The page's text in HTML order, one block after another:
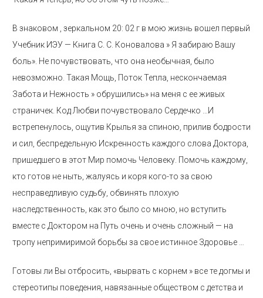
В знаковом , зеркальном 20: 02 г в мою жизнь вошел первый
Учебник ИЭУ — Книга С. С. Коновалова » Я забираю Вашу
боль». Не почувствовать, что она необычная, было
невозможно. Такая Мощь, Поток Тепла, нескончаемая
Забота и Нежность » обрушились» на меня с ее живых
страничек. Код Любви почувствовало Сердечко …И
встрепенулось, ощутив Крылья за спиною, прилив бодрости
и сил, беспредельную Искренность каждого слова Доктора,
пришедшего в этот Мир помочь Человеку. Помочь каждому,
кто готов не ныть, жалуясь и коря кого-то за свою
несправедливую судьбу, обвинять плохую
наследственность, как это было со мною, но вступить
вместе с Доктором на Путь очень и очень сложный — на
тропу непримиримой борьбы за свое истинное Здоровье …
Готовы ли Вы отбросить, «вырвать с корнем » все те догмы и
стереотипы поведения, навязанные обществом с детства и